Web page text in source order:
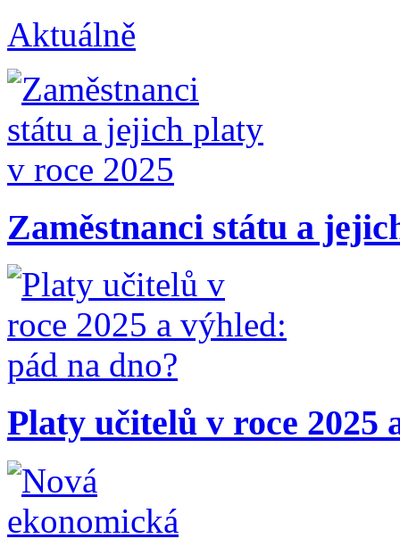
Aktuálně
Zaměstnanci státu a
Platy učitelů v roce 2025